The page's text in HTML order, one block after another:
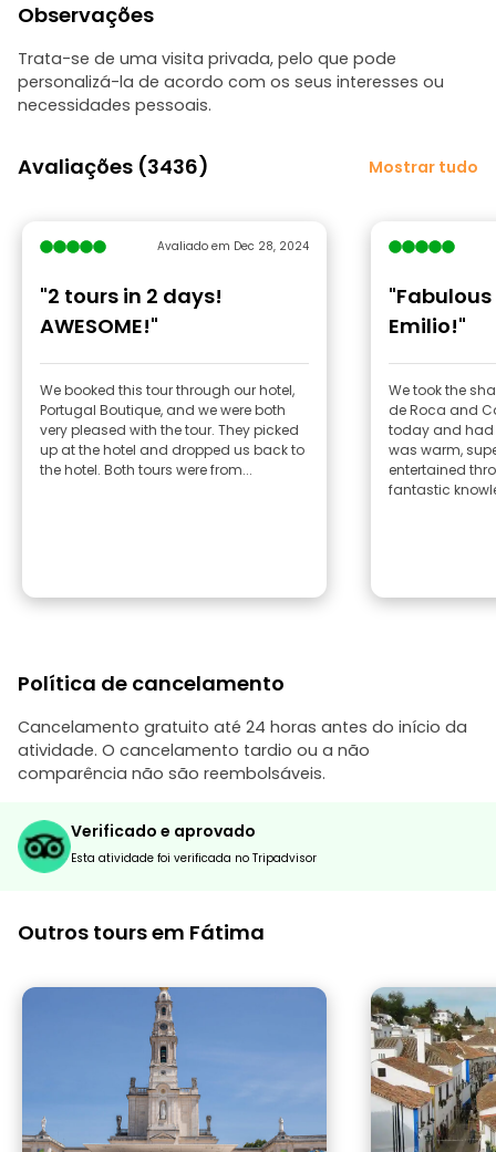
Observações
Trata-se de uma visita privada, pelo que pode
personalizá-la de acordo com os seus interesses ou
necessidades pessoais.
Avaliações (3436) Mostrar tudo
Avaliado em Dec 28, 2024
"2 tours in 2 days!
AWESOME!"
We booked this tour through our hotel,
Portugal Boutique, and we were both
very pleased with the tour. They picked
up at the hotel and dropped us back to
the hotel. Both tours were from...
Emilio!"
We took the
de Roca and
today and had
was warm,
entertained
fantastic
Política de cancelamento
Cancelamento gratuito até 24 horas antes do início da
atividade. O cancelamento tardio ou a não
comparência não são reembolsáveis.
Verificado e aprovado
Esta atividade foi verificada no Tripadvisor
Outros tours em Fátima